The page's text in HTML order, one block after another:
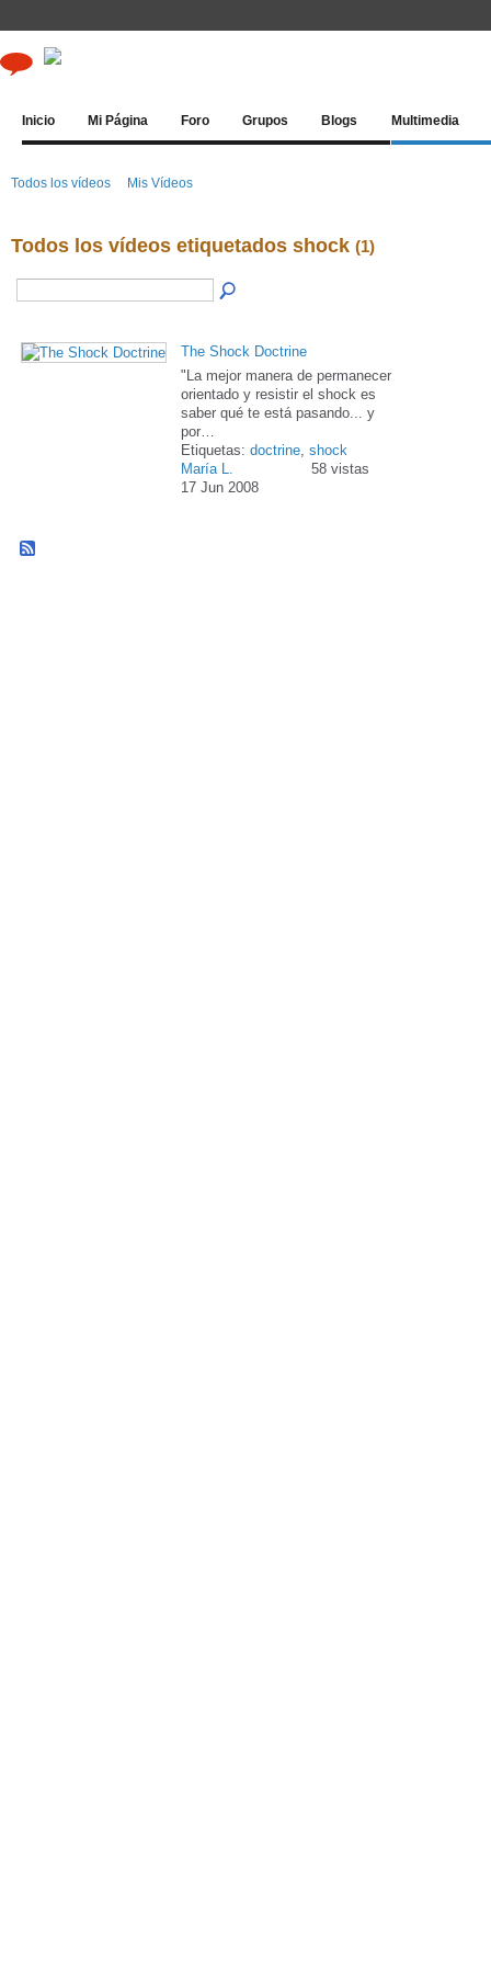
Inicio Mi Página Foro Grupos Blogs Multimedia
Todos los vídeos Mis Vídeos
Todos los vídeos etiquetados shock (1)
The Shock Doctrine
"La mejor manera de permanecer
orientado y resistir el shock es
saber qué te está pasando... y
por…
Etiquetas: doctrine, shock
María L.
17 Jun 2008
58 vistas